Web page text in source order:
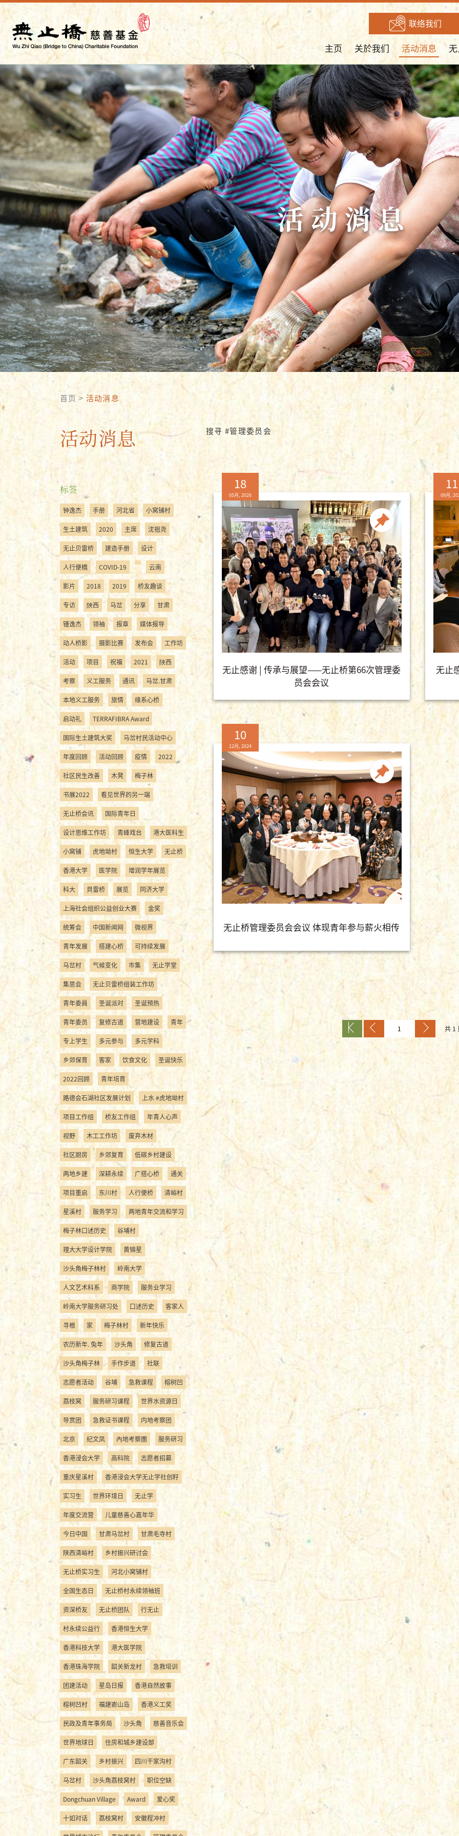
联络我们
主页 关於我们 活动消息
活动消息
首页 > 活动消息
活动消息
标签
钟逸杰 手册 河北省 小窝铺村
生土建筑 2020 主席 沈祖尧
无止贝雷桥 建造手册 设计
人行便橋 COVID-19 云南
影片 2018 2019 桥友趣谈
专访 陝西 马岔 分享 甘肃
锺逸杰 领袖 报章 媒体报导
动人桥影 摄影比赛 发布会 工作坊
活动 项目 祝福 2021 陜西
考察 义工服务 通讯 马岔.甘肃
本地义工服务 旅情 缘系心桥
启动礼 TERRAFIBRA Award
国际生土建筑大奖 马岔村民活动中心
年度回顾 活动回顾 疫情 2022
社区民生改善 木凳 梅子林
书展2022 看见世界的另一端
无止桥会讯 国际青年日
设计思维工作坊 青峰戏台 港大医科生
小窝铺 虎地坳村 恒生大学 无止桥
香港大学 医学院 增润学年展览
科大 貝雷桥 展览 同济大学
上海社会组织公益创业大赛 金奖
统筹会 中国新闻网 微视界
青年发展 搭建心桥 可持续发展
马岔村 气候变化 市集 无止学堂
集思会 无止贝雷桥组装工作坊
青年委員 圣诞派对 圣诞预热
青年委员 复修古道 营地建设 青年
专上学生 多元参与 多元学科
乡郊保育 客家 饮食文化 圣诞快乐
2022回顾 青年培育
路德会石湖社区发展计划 上水 #虎地坳村
项目工作组 桥友工作组 年青人心声
视野 木工工作坊 废弃木材
社区厨房 乡郊复育 低碳乡村建设
两地乡建 深耕永续 广搭心桥 通关
项目重启 东川村 人行便桥 清峪村
星溪村 服务学习 两地青年交流和学习
梅子林口述历史 谷埔村
理大大学设计学院 黄锦星
沙头角梅子林村 岭南大学
人文艺术科系 商学院 服务业学习
岭南大学服务研习处 口述历史 客家人
寻根 家 梅子林村 新年快乐
农历新年. 兔年 沙头角 修复古道
沙头角梅子林 手作步道 社联
志愿者活动 谷埔 急救课程 榕树凹
荔枝窝 服务研习课程 世界水资源日
导赏团 急救证书课程 内地考察团
北京 纪文凤 內地考察團 服务研习
香港浸会大学 高科院 志愿者招募
重庆星溪村 香港浸会大学无止学社创籽
实习生 世界环境日 无止学
年度交流营 儿童慈善心嘉年华
今日中国 甘肃马岔村 甘肃毛寺村
陕西清峪村 乡村振兴研讨会
无止桥实习生 河北小窝铺村
全国生态日 无止桥村永续领袖班
资深桥友 无止桥团队 行无止
村永续公益行 香港恒生大学
香港科技大学 港大医学院
香港珠海学院 韶关新龙村 急救培训
团建活动 星岛日报 香港自然故事
榕树凹村 福建嵛山岛 香港义工奖
民政及青年事务局 沙头角 慈善音乐会
世界地球日 住房和城乡建设部
广东韶关 乡村振兴 四川干家沟村
马岔村 沙头角荔枝窝村 职位空缺
Dongchuan Village Award 爱心奖
十如对话 荔枝窝村 安徽程冲村
搜寻 #管理委员会
18
05月, 2026
无止感谢 | 传承与展望——无止桥第66次管理委
员会会议
11
09月,
无止
10
12月, 2024
无止桥管理委员会会议 体现青年参与薪火相传
共 1